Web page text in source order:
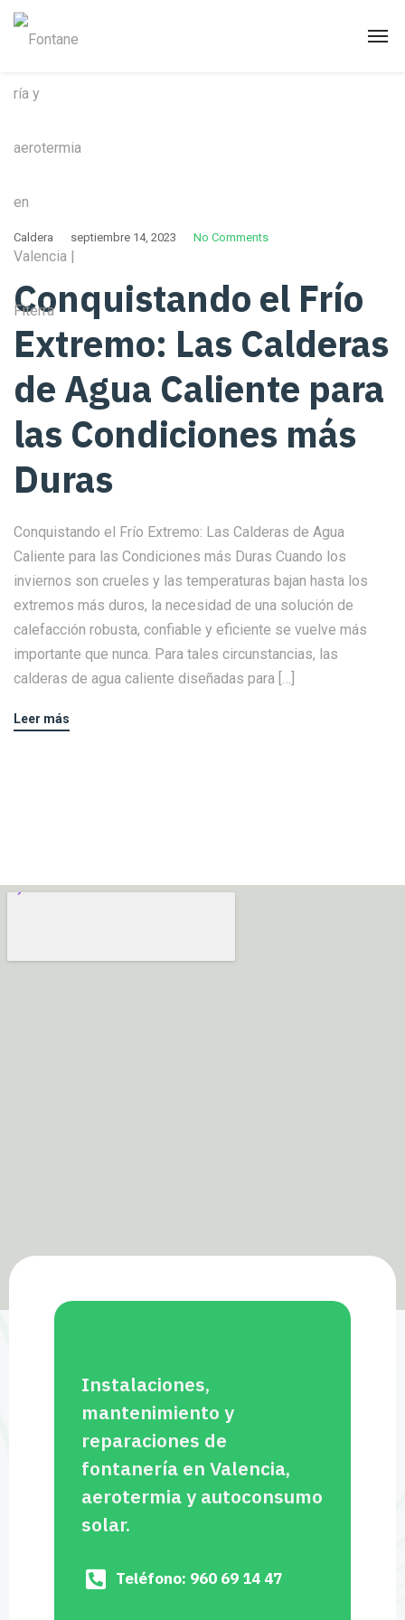
Caldera septiembre 14, 2023 No Comments
Conquistando el Frío
Extremo: Las Calderas
de Agua Caliente para
las Condiciones más
Duras
Conquistando el Frío Extremo: Las Calderas de Agua
Caliente para las Condiciones más Duras Cuando los
inviernos son crueles y las temperaturas bajan hasta los
extremos más duros, la necesidad de una solución de
calefacción robusta, confiable y eficiente se vuelve más
importante que nunca. Para tales circunstancias, las
calderas de agua caliente diseñadas para […]
Leer más
Instalaciones,
mantenimiento y
reparaciones de
fontanería en Valencia,
aerotermia y autoconsumo
solar.
Teléfono: 960 69 14 47